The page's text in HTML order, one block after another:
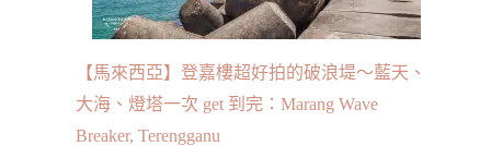
【馬來西亞】登嘉樓超好拍的破浪堤～藍天、
大海、燈塔一次 get 到完：Marang Wave
Breaker, Terengganu